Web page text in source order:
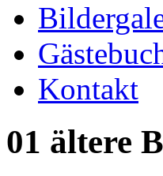
Kontakt
01 ältere